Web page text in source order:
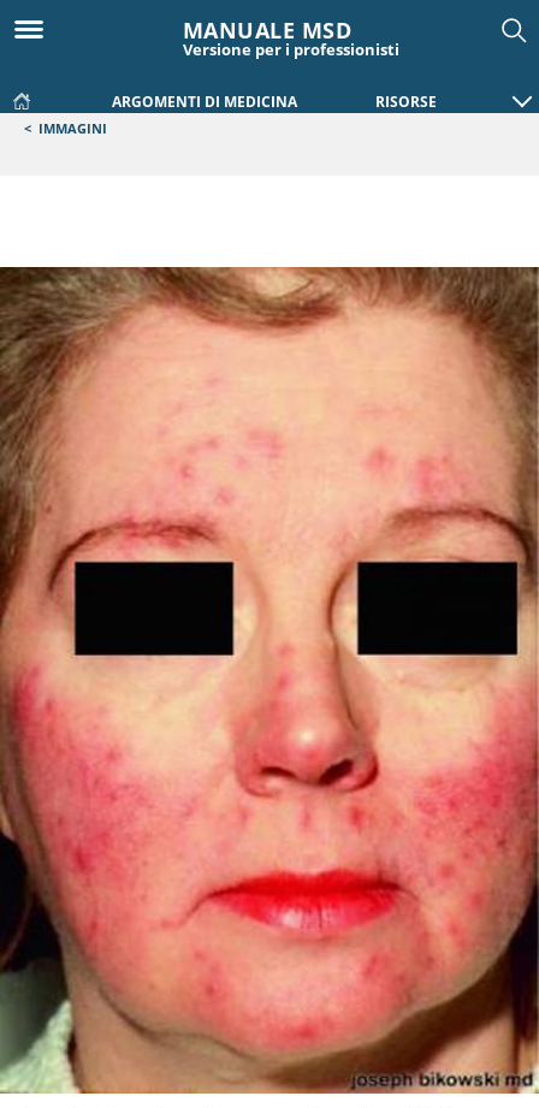
MANUALE MSD
Versione per i professionisti
ARGOMENTI DI MEDICINA RISORSE
< IMMAGINI